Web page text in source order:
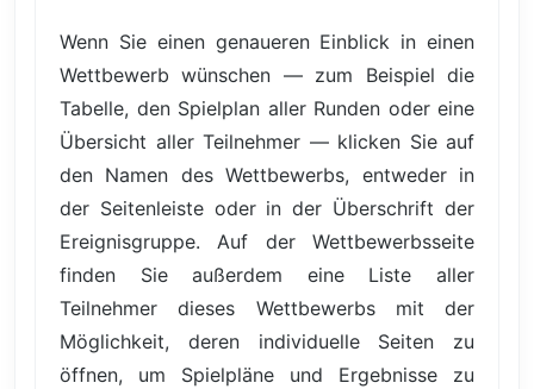
Wenn Sie einen genaueren Einblick in einen
Wettbewerb wünschen — zum Beispiel die
Tabelle, den Spielplan aller Runden oder eine
Übersicht aller Teilnehmer — klicken Sie auf
den Namen des Wettbewerbs, entweder in
der Seitenleiste oder in der Überschrift der
Ereignisgruppe. Auf der Wettbewerbsseite
finden Sie außerdem eine Liste aller
Teilnehmer dieses Wettbewerbs mit der
Möglichkeit, deren individuelle Seiten zu
öffnen, um Spielpläne und Ergebnisse zu